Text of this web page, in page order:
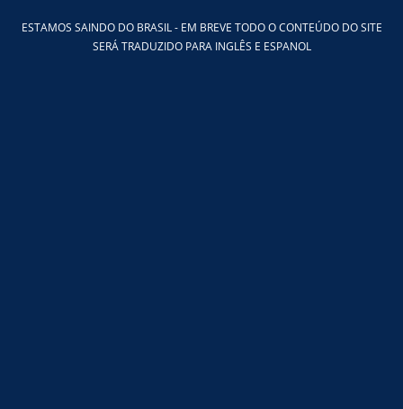
paraESTAMOS SAINDO DO BRASIL - EM BREVE TODO O CONTEÚDO DO SITE
SERÁ TRADUZIDO PARA INGLÊS E ESPANOL